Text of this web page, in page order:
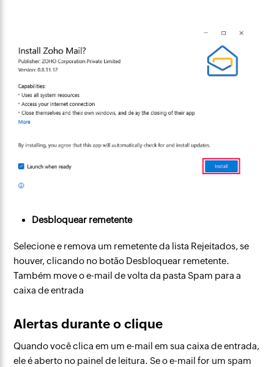
Desbloquear remetente
Selecione e remova um remetente da lista Rejeitados, se
houver, clicando no botão Desbloquear remetente.
Também move o e-mail de volta da pasta Spam para a
caixa de entrada
Alertas durante o clique
Quando você clica em um e-mail em sua caixa de entrada,
ele é aberto no painel de leitura. Se o e-mail for um spam